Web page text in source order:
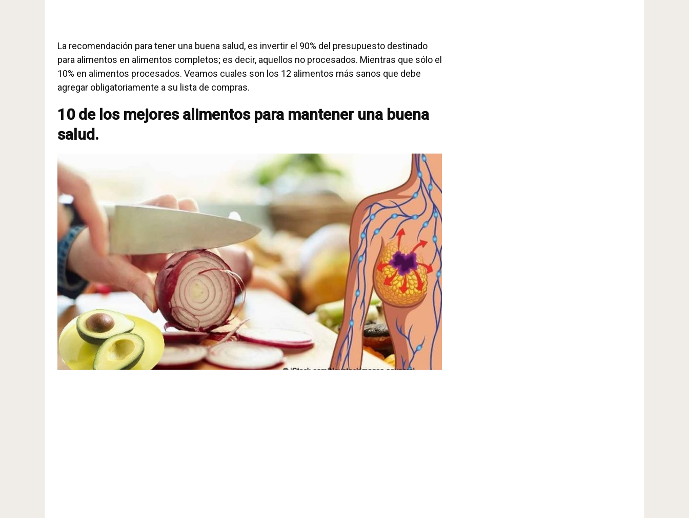
La recomendación para tener una buena salud, es invertir el 90% del presupuesto destinado
para alimentos en alimentos completos; es decir, aquellos no procesados. Mientras que sólo el
10% en alimentos procesados. Veamos cuales son los 12 alimentos más sanos que debe
agregar obligatoriamente a su lista de compras.
10 de los mejores alimentos para mantener una buena
salud.